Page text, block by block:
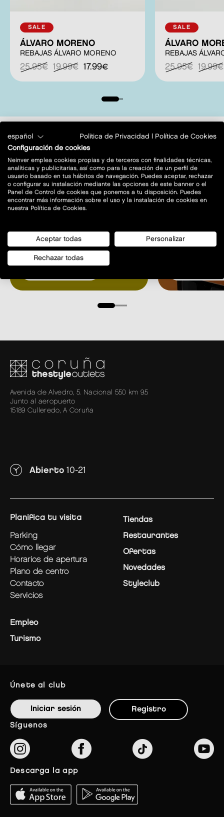
SALE
ÁLVARO MORENO
REBAJAS ÁLVARO MORENO
25.95€ 19.99€ 17.99€
SALE
ÁLVARO
REBAJAS
25.95€ 19.99€
otras ofertas Ver todo
HASTA 40% POR 160€
Hasta 40% por 160€
Consigue
para el ecl
Avenida de Alvedro, 5. Nacional 550 km 9.5
Junto al aeropuerto
15189 Culleredo, A Coruña
Abierto 10-21
planifica tu visita
parking
cómo llegar
horarios de apertura
plano de centro
contacto
servicios
Tiendas
Restaurantes
Ofertas
Novedades
Styleclub
Empleo
Turismo
únete al club
Iniciar sesión Registro
síguenos
descarga la app
español Política de Privacidad
Política de Cookies
Configuración de cookies
Neinver emplea cookies propias y de terceros con finalidades técnicas,
analíticas y publicitarias, así como para la creación de un perfil de
usuario basado en tus hábitos de navegación. Puedes aceptar, rechazar
o configurar su instalación mediante las opciones de este banner o el
Panel de Control de cookies que ponemos a tu disposición. Puedes
encontrar más información sobre el uso y la instalación de cookies en
nuestra Política de Cookies.
Aceptar todas Personalizar
Rechazar todas